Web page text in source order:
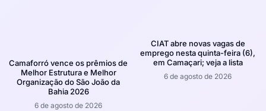
Camaforró vence os prêmios de
Melhor Estrutura e Melhor
Organização do São João da
Bahia 2026
6 de agosto de 2026
CIAT abre novas vagas de
emprego nesta quinta-feira (6),
em Camaçari; veja a lista
6 de agosto de 2026